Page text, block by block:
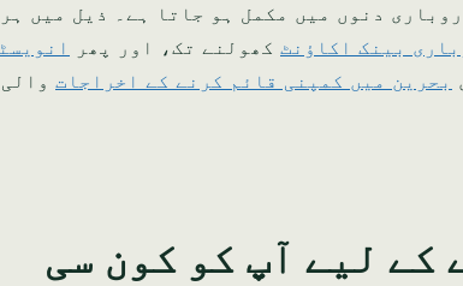
طور پر 15–20 کاروباری دنوں میں مکمل ہو جاتا ہے۔ ذیل
بینک اکاؤنٹ کھولنے تک، اور پھر
بحرین میں کمپنی قائم کرنے کے اخراجات
کے لیے آپ کو کون سی